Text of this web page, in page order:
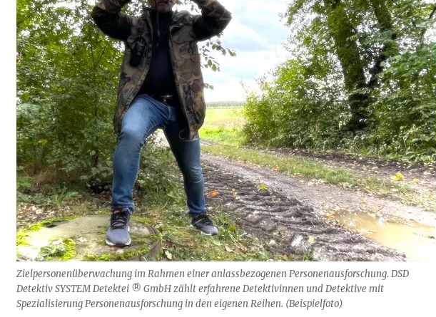
Zielpersonenüberwachung im Rahmen einer anlassbezogenen Personenausforschung. DSD
Detektiv SYSTEM Detektei ® GmbH zählt erfahrene Detektivinnen und Detektive mit
Spezialisierung Personenausforschung in den eigenen Reihen. (Beispielfoto)